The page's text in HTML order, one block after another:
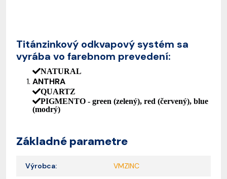
Titánzinkový odkvapový systém sa
vyrába vo farebnom prevedení:
NATURAL
ANTHRA
QUARTZ
PIGMENTO - green (zelený), red (červený), blue
(modrý)
Základné parametre
Výrobca: VMZINC